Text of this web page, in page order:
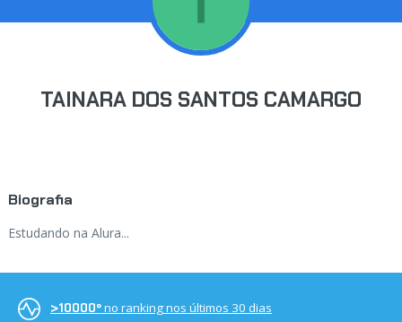
TAINARA DOS SANTOS CAMARGO
Biografia
Estudando na Alura...
>10000ºno ranking nos últimos 30 dias